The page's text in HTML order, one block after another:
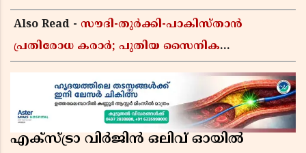
Also Read - സൗദി-തുർക്കി-പാകിസ്താൻ
പ്രതിരോധ കരാർ; പുതിയ സൈനിക
എക്‌സ്ട്രാ വിര്‍ജിന്‍ ഒലിവ് ഓയില്‍